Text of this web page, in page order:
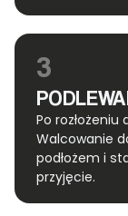
3
Po
Walcowanie
podłożem i
przyjęcie.